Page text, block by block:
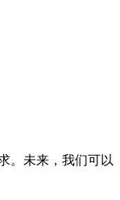
。未来，我们可以